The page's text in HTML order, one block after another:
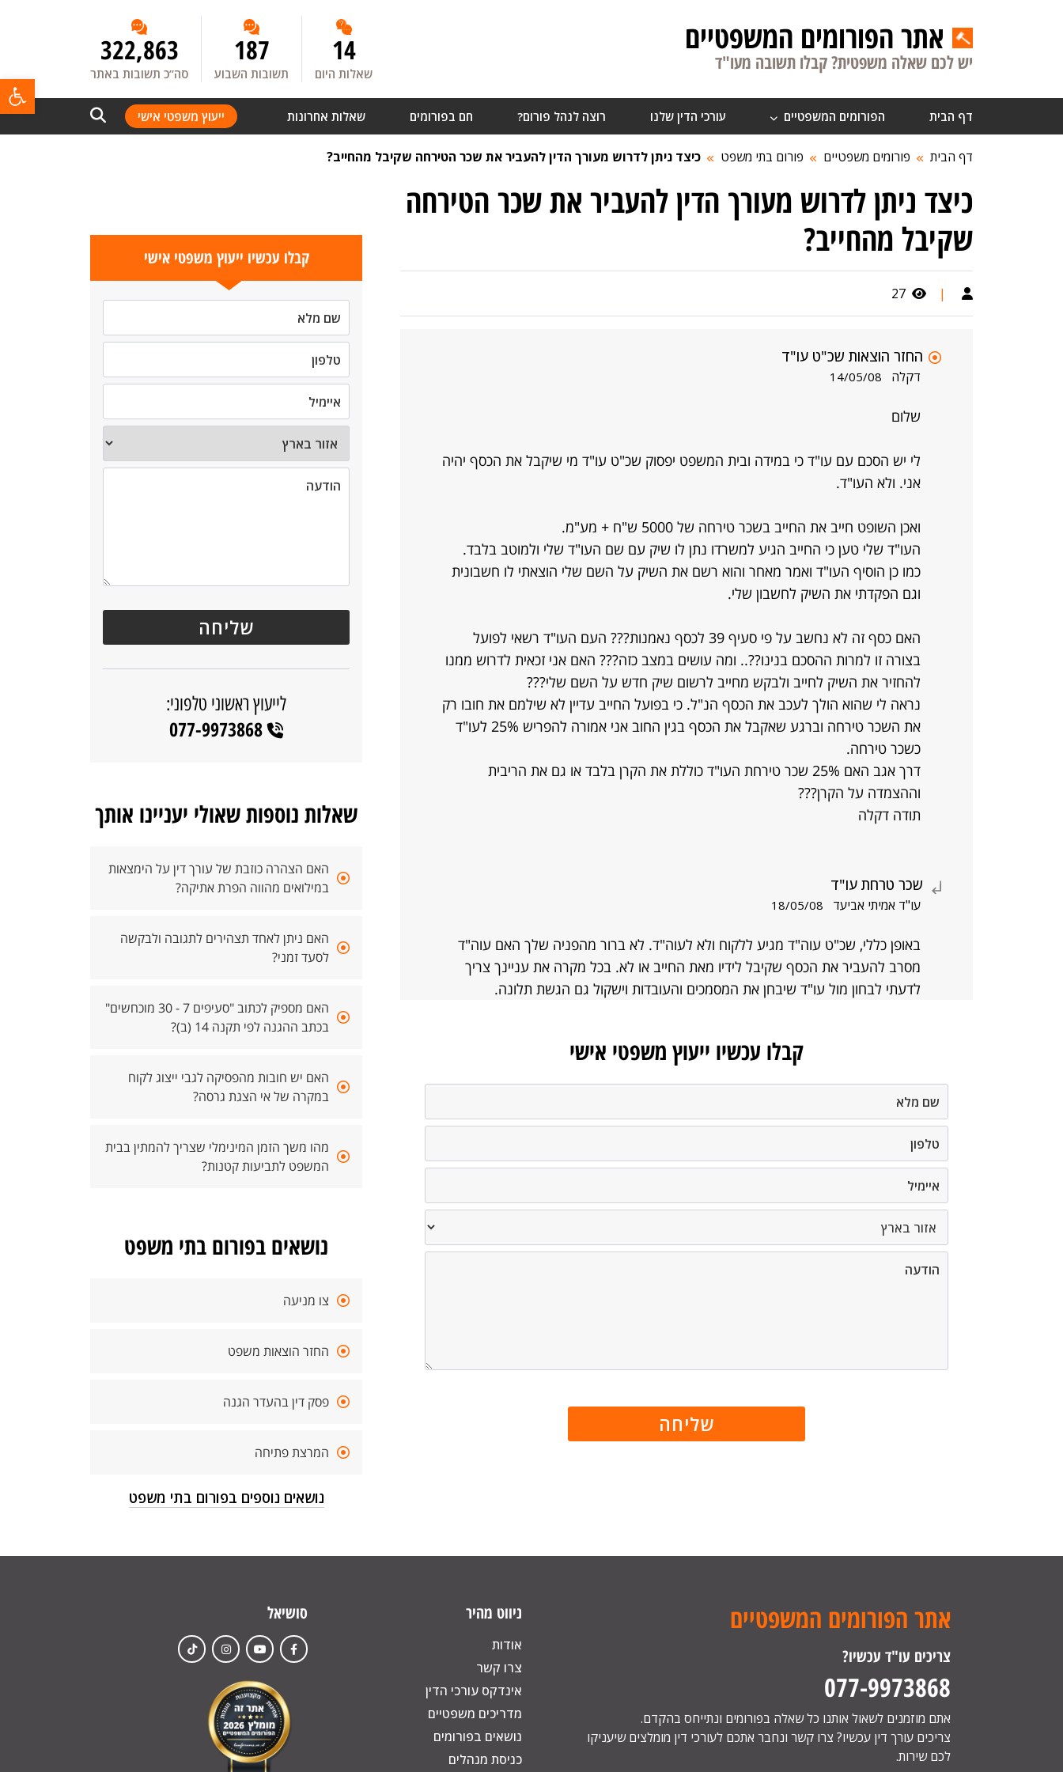
אתר הפורומים המשפטיים
יש לכם שאלה משפטית? קבלו תשובה מעו"ד 14
שאלות היום
187
תשובות השבוע
322,863
סה”כ תשובות באתר
דף הבית הפורומים המשפטיים עורכי הדין שלנו רוצה לנהל פורום? חם בפורומים שאלות אחרונות ייעוץ משפטי אישי
דף הבית פורומים משפטיים פורום בתי משפט כיצד ניתן לדרוש מעורך הדין להעביר את שכר הטירחה שקיבל מהחייב?
כיצד ניתן לדרוש מעורך הדין להעביר את שכר הטירחה
שקיבל מהחייב?
|
27
החזר הוצאות שכ"ט עו"ד
דקלה 14/05/08
שלום
לי יש הסכם עם עו"ד כי במידה ובית המשפט יפסוק שכ"ט עו"ד מי שיקבל את הכסף יהיה
אני. ולא העו"ד.
ואכן השופט חייב את החייב בשכר טירחה של 5000 ש"ח + מע"מ.
העו"ד שלי טען כי החייב הגיע למשרדו נתן לו שיק עם שם העו"ד שלי ולמוטב בלבד.
כמו כן הוסיף העו"ד ואמר מאחר והוא רשם את השיק על השם שלי הוצאתי לו חשבונית
וגם הפקדתי את השיק לחשבון שלי.
האם כסף זה לא נחשב על פי סעיף 39 לכסף נאמנות??? העם העו"ד רשאי לפועל
בצורה זו למרות ההסכם בנינו??.. ומה עושים במצב כזה??? האם אני זכאית לדרוש ממנו
להחזיר את השיק לחייב ולבקש מחייב לרשום שיק חדש על השם שלי???
נראה לי שהוא הולך לעכב את הכסף הנ"ל. כי בפועל החייב עדיין לא שילמם את חובו רק
את השכר טירחה וברגע שאקבל את הכסף בגין החוב אני אמורה להפריש 25% לעו"ד
כשכר טירחה.
דרך אגב האם 25% שכר טירחת העו"ד כוללת את הקרן בלבד או גם את הריבית
וההצמדה על הקרן???
תודה דקלה
שכר טרחת עו"ד
עו"ד אמיתי אביעד 18/05/08
באופן כללי, שכ"ט עוה"ד מגיע ללקוח ולא לעוה"ד. לא ברור מהפניה שלך האם עוה"ד
מסרב להעביר את הכסף שקיבל לידיו מאת החייב או לא. בכל מקרה את עניינך צריך
לדעתי לבחון מול עו"ד שיבחן את המסמכים והעובדות וישקול גם הגשת תלונה.
קבלו עכשיו ייעוץ משפטי אישי
קבלו עכשיו ייעוץ משפטי אישי
לייעוץ ראשוני טלפוני:
077-9973868
שאלות נוספות שאולי יעניינו אותך
האם הצהרה כוזבת של עורך דין על הימצאות
במילואים מהווה הפרת אתיקה?
האם ניתן לאחד תצהירים לתגובה ולבקשה
לסעד זמני?
האם מספיק לכתוב "סעיפים 7 - 30 מוכחשים"
בכתב ההגנה לפי תקנה 14 (ב)?
האם יש חובות מהפסיקה לגבי ייצוג לקוח
במקרה של אי הצגת גרסה?
מהו משך הזמן המינימלי שצריך להמתין בבית
המשפט לתביעות קטנות?
נושאים בפורום בתי משפט
צו מניעה
החזר הוצאות משפט
פסק דין בהעדר הגנה
המרצת פתיחה
נושאים נוספים בפורום בתי משפט
אתר הפורומים המשפטיים
צריכים עו"ד עכשיו?
077-9973868
אתם מוזמנים לשאול אותנו כל שאלה בפורומים ונתייחס בהקדם.
צריכים עורך דין עכשיו? צרו קשר ונחבר אתכם לעורכי דין מומלצים שיעניקו
לכם שירות.
ניווט מהיר
אודות
צרו קשר
אינדקס עורכי הדין
מדריכים משפטיים
נושאים בפורומים
כניסת מנהלים
סושיאל